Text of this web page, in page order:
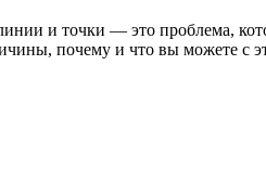
и точки — это проблема,
почему и что вы можете с